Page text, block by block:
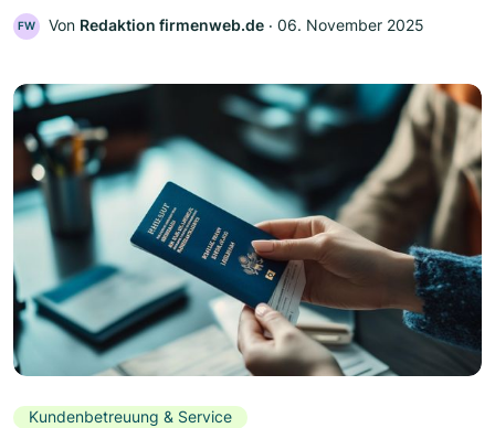
FW Von Redaktion firmenweb.de ‧ 06. November 2025
Kundenbetreuung & Service